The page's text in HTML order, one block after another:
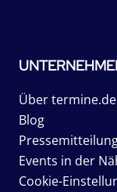
Über termine.de
Blog
Events in der
Cookie-